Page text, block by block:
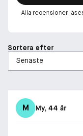
Alla recensioner
Sortera efter
M My, 44 år